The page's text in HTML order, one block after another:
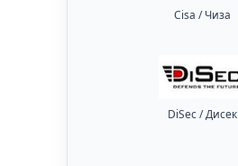
Cisa / Чиза
DiSec / Дисек